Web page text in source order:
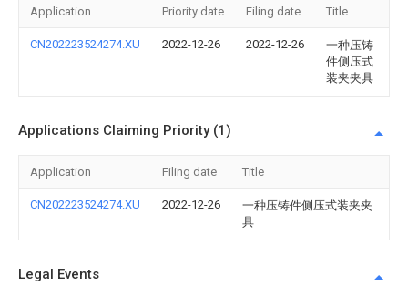
Application Priority date Filing date Title
CN202223524274.XU 2022-12-26 2022-12-26
一种压铸
件侧压式
装夹夹具
Applications Claiming Priority (1)
Application Filing date Title
CN202223524274.XU 2022-12-26
一种压铸件侧压式装夹夹
具
Legal Events